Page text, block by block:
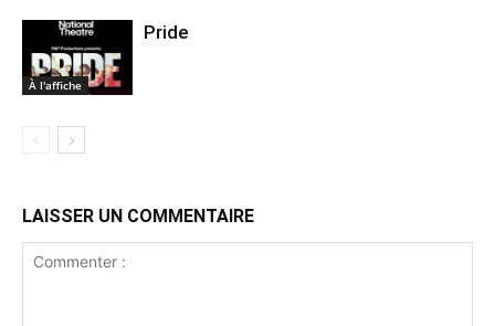
À l'affiche
Pride
LAISSER UN COMMENTAIRE